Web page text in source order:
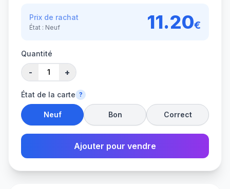
Prix de rachat
État : Neuf 11.20€
Quantité
- +
État de la carte ?
Neuf Bon Correct
Ajouter pour vendre